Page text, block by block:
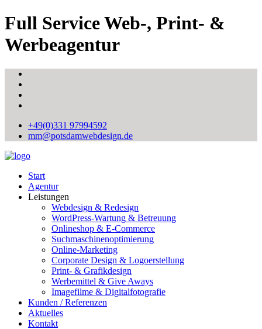
Full Service Web-, Print- &
Werbeagentur
+49(0)331 97994592
mm@potsdamwebdesign.de
Start
Agentur
Leistungen
Webdesign & Redesign
WordPress-Wartung & Betreuung
Onlineshop & E-Commerce
Suchmaschinenoptimierung
Online-Marketing
Corporate Design & Logoerstellung
Print- & Grafikdesign
Werbemittel & Give Aways
Imagefilme & Digitalfotografie
Kunden / Referenzen
Aktuelles
Kontakt